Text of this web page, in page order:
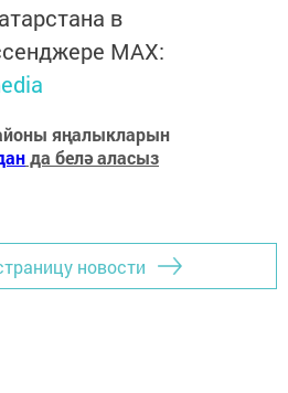
в
MАХ:
яңалыкларын
да белә аласыз
новости